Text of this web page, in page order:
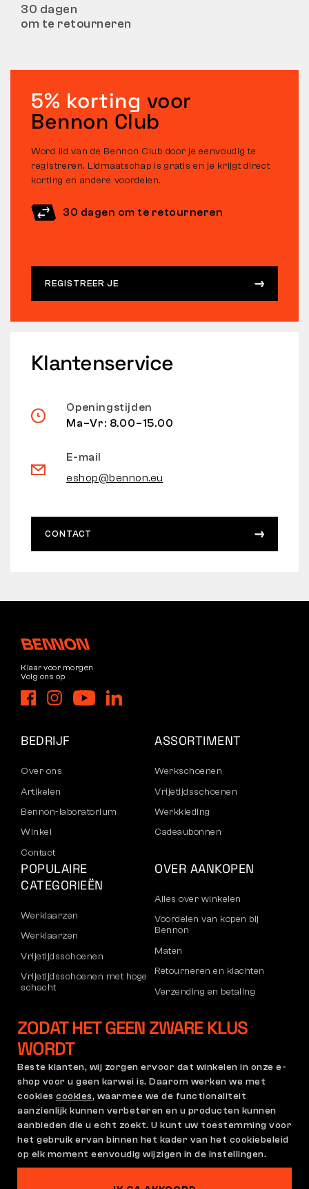
30 dagen
om te retourneren
5% korting voor
Bennon Club
Word lid van de Bennon Club door je eenvoudig te
registreren. Lidmaatschap is gratis en je krijgt direct
korting en andere voordelen.
30 dagen om te retourneren
REGISTREER JE
Klantenservice
Openingstijden
Ma–Vr: 8.00–15.00
E-mail
eshop@bennon.eu
CONTACT
Klaar voor morgen
Volg ons op
BEDRIJF
Over ons
Artikelen
Bennon-laboratorium
Winkel
Contact
ASSORTIMENT
Werkschoenen
Vrijetijdsschoenen
Werkkleding
Cadeaubonnen
POPULAIRE
CATEGORIEËN
Werklaarzen
Werklaarzen
Vrijetijdsschoenen
Vrijetijdsschoenen met hoge
schacht
Sweatshirts
OVER AANKOPEN
Alles over winkelen
Voordelen van kopen bij
Bennon
Maten
Retourneren en klachten
Verzending en betaling
Registratie voor B2B
Algemene Voorwaarden
Klachtenregeling en
Garantiebeleid
Cookie-instellingen
GDPR
Nederland | Nederlands
ZODAT HET GEEN ZWARE KLUS
WORDT
Beste klanten, wij zorgen ervoor dat winkelen in onze e-
shop voor u geen karwei is. Daarom werken we met
cookies cookies, waarmee we de functionaliteit
aanzienlijk kunnen verbeteren en u producten kunnen
aanbieden die u echt zoekt. U kunt uw toestemming voor
het gebruik ervan binnen het kader van het cookiebeleid
op elk moment eenvoudig wijzigen in de instellingen.